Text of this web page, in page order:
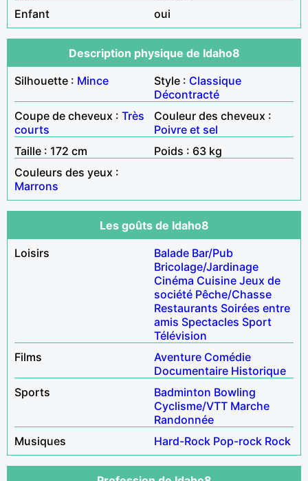
Enfant
oui
Description physique de Idaho8
Silhouette : Mince Style : Classique
Décontracté
Coupe de cheveux : Très
courts
Couleur des cheveux :
Poivre et sel
Taille : 172 cm
Poids : 63 kg
Couleurs des yeux :
Marrons
Les goûts de Idaho8
Loisirs
Balade Bar/Pub
Bricolage/Jardinage
Cinéma Cuisine Jeux de
société Pêche/Chasse
Restaurants Soirées entre
amis Spectacles Sport
Télévision
Films
Aventure Comédie
Documentaire Historique
Sports
Badminton Bowling
Cyclisme/VTT Marche
Randonnée
Musiques
Hard-Rock Pop-rock Rock